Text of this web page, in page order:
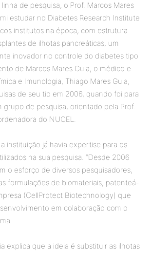
de pesquisa, o Prof. Marcos Mares
estudar no Diabetes Research Institute
institutos na época, com estrutura
de ilhotas pancreáticas, um
inovador no controle do diabetes tipo
de Marcos Mares Guia, o médico e
e Imunologia, Thiago Mares Guia,
de seu tio em 2006, quando foi para
grupo de pesquisa, orientado pela Prof.
do NUCEL.
instituição já havia expertise para os
na sua pesquisa. “Desde 2006
o esforço de diversos pesquisadores,
formulações de biomateriais, patenteá-
(CellProtect Biotechnology) que
em colaboração com o
explica que a ideia é substituir as ilhotas